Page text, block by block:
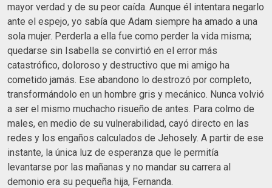
mayor verdad y de su peor caída. Aunque él intentara negarlo
ante el espejo, yo sabía que Adam siempre ha amado a una
sola mujer. Perderla a ella fue como perder la vida misma;
quedarse sin Isabella se convirtió en el error más
catastrófico, doloroso y destructivo que mi amigo ha
cometido jamás. Ese abandono lo destrozó por completo,
transformándolo en un hombre gris y mecánico. Nunca volvió
a ser el mismo muchacho risueño de antes. Para colmo de
males, en medio de su vulnerabilidad, cayó directo en las
redes y los engaños calculados de Jehosely. A partir de ese
instante, la única luz de esperanza que le permitía
levantarse por las mañanas y no mandar su carrera al
demonio era su pequeña hija, Fernanda.